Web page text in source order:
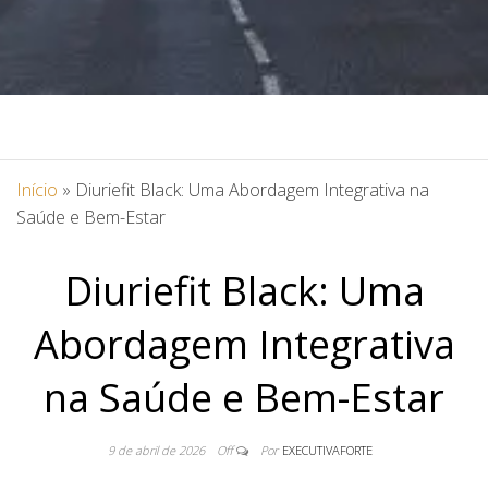
Início » Diuriefit Black: Uma Abordagem Integrativa na
Saúde e Bem-Estar
Diuriefit Black: Uma
Abordagem Integrativa
na Saúde e Bem-Estar
9 de abril de 2026 Off Por EXECUTIVAFORTE